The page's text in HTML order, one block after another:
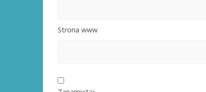
Strona www